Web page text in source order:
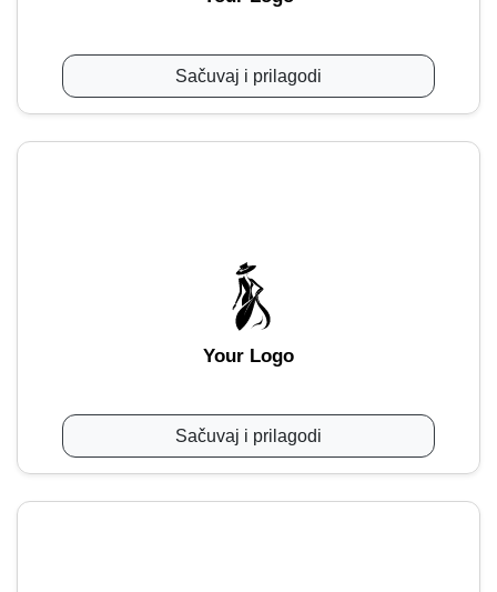
Sačuvaj i prilagodi
Your Logo
Sačuvaj i prilagodi